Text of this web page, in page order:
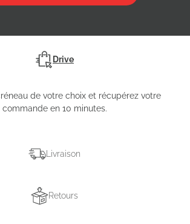
Drive
Livraison
Retours
de votre choix et récupérez votre
commande en 10 minutes.